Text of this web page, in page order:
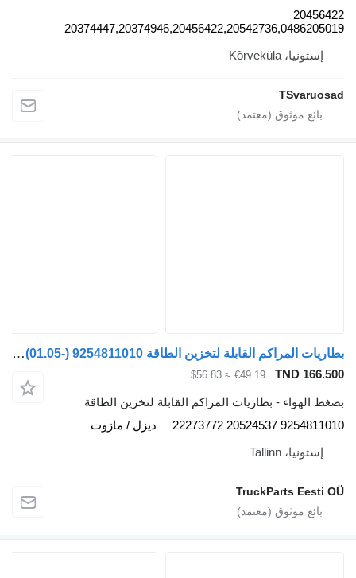
إستونيا، Kõrveküla
بطاريات المراكم القابلة لتخزين الطاقة WABCO FH (01.05-) 9254811010 لـ السيارات القاطرة Volvo FH12, FH16, NH12, FH, VNL780 (1993-2014)
TND
€49.19
≈ $56.83
الهواء - بطاريات المراكم القابلة لتخزين الطاقة
9254811010
ديزل / مازوت
إستونيا، Tallinn
TruckParts